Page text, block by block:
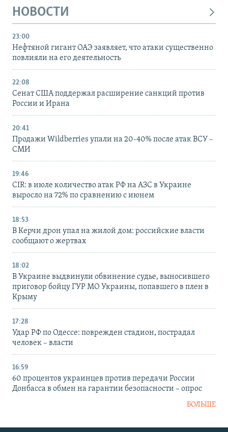
НОВОСТИ
23:00
Нефтяной гигант ОАЭ заявляет, что атаки существенно
повлияли на его деятельность
22:08
Сенат США поддержал расширение санкций против
России и Ирана
20:41
Продажи Wildberries упали на 20-40% после атак ВСУ –
СМИ
19:46
CIR: в июле количество атак РФ на АЗС в Украине
выросло на 72% по сравнению с июнем
18:53
В Керчи дрон упал на жилой дом: российские власти
сообщают о жертвах
18:02
В Украине выдвинули обвинение судье, выносившего
приговор бойцу ГУР МО Украины, попавшего в плен в
Крыму
17:28
Удар РФ по Одессе: поврежден стадион, пострадал
человек – власти
16:59
60 процентов украинцев против передачи России
Донбасса в обмен на гарантии безопасности – опрос
БОЛЬШЕ